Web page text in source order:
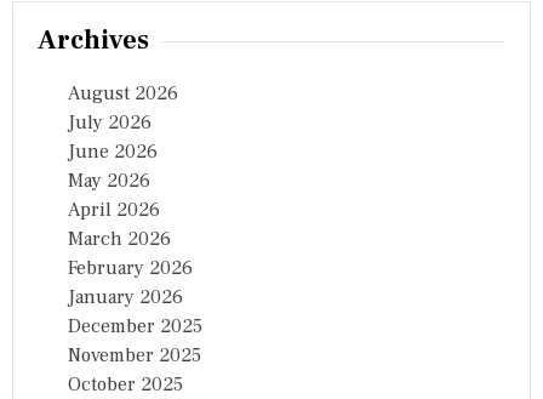
Archives
August 2026
July 2026
June 2026
May 2026
April 2026
March 2026
February 2026
January 2026
December 2025
November 2025
October 2025